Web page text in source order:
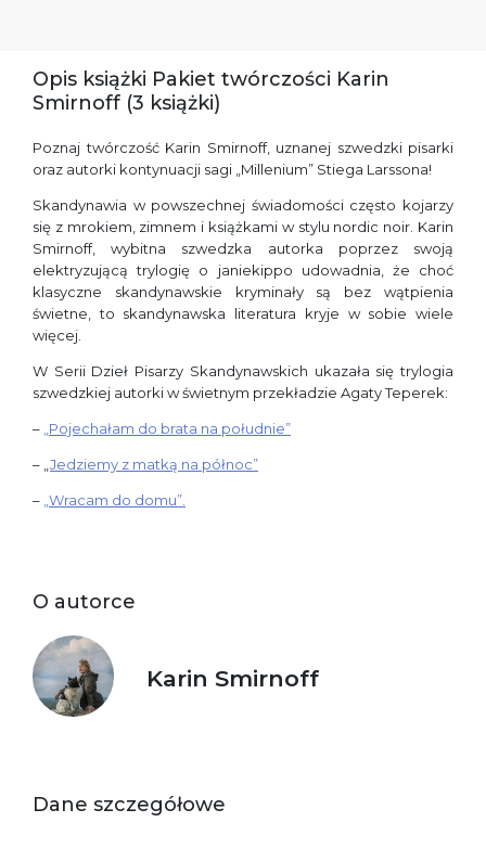
Opis książki Pakiet twórczości Karin
Smirnoff (3 książki)
Poznaj twórczość Karin Smirnoff, uznanej szwedzki pisarki
oraz autorki kontynuacji sagi „Millenium” Stiega Larssona!
Skandynawia w powszechnej świadomości często kojarzy
się z mrokiem, zimnem i książkami w stylu nordic noir. Karin
Smirnoff, wybitna szwedzka autorka poprzez swoją
elektryzującą trylogię o janiekippo udowadnia, że choć
klasyczne skandynawskie kryminały są bez wątpienia
świetne, to skandynawska literatura kryje w sobie wiele
więcej.
W Serii Dzieł Pisarzy Skandynawskich ukazała się trylogia
szwedzkiej autorki w świetnym przekładzie Agaty Teperek:
– „Pojechałam do brata na południe”
– „ Jedziemy z matką na północ”
– „Wracam do domu”.
O autorce
Karin Smirnoff
Dane szczegółowe